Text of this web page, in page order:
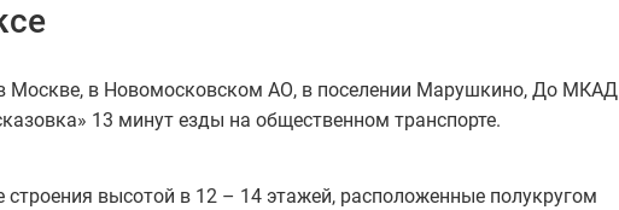
Москве, в Новомосковском АО, в поселении Марушкино, До МКАД
13 минут езды на общественном транспорте.
высотой в 12 – 14 этажей, расположенные полукругом